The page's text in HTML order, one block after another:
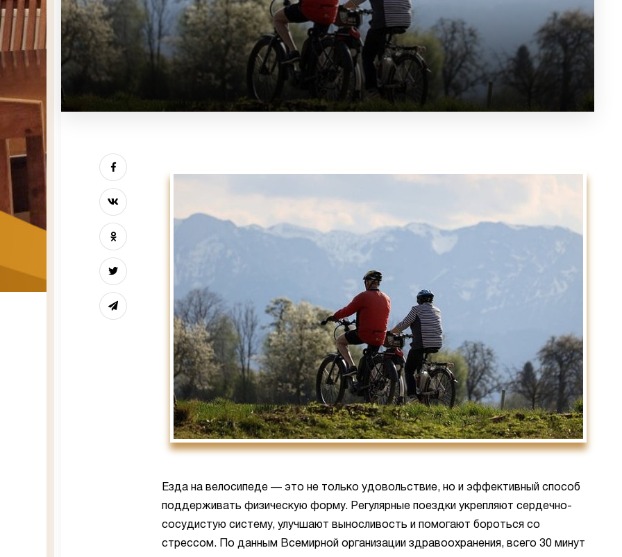
Езда на велосипеде — это не только удовольствие, но и эффективный способ
поддерживать физическую форму. Регулярные поездки укрепляют сердечно-
сосудистую систему, улучшают выносливость и помогают бороться со
стрессом. По данным Всемирной организации здравоохранения, всего 30 минут